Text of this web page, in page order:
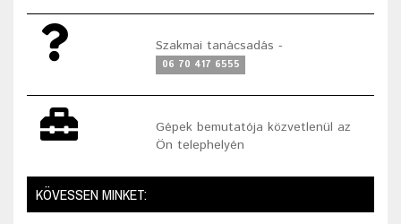
Szakmai tanácsadás -
06 70 417 6555
Gépek bemutatója közvetlenül az
Ön telephelyén
KÖVESSEN MINKET: